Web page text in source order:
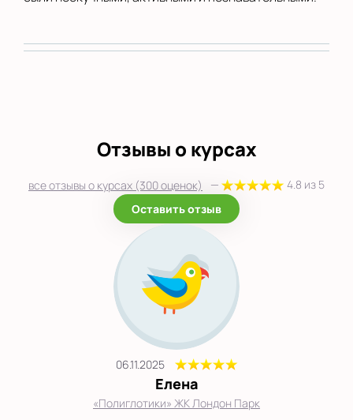
Отзывы о курсах
все отзывы о курсах (300 оценок) —
4.8 из 5
Оставить отзыв
06.11.2025
Елена
«Полиглотики» ЖК Лондон Парк